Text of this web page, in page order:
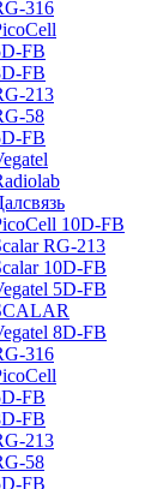
316
FB
FB
213
58
FB
10D-FB
RG-213
10D-FB
5D-FB
8D-FB
316
FB
FB
213
58
FB